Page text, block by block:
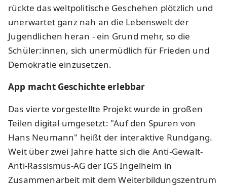
rückte das weltpolitische Geschehen plötzlich und
unerwartet ganz nah an die Lebenswelt der
Jugendlichen heran - ein Grund mehr, so die
Schüler:innen, sich unermüdlich für Frieden und
Demokratie einzusetzen.
App macht Geschichte erlebbar
Das vierte vorgestellte Projekt wurde in großen
Teilen digital umgesetzt: "Auf den Spuren von
Hans Neumann" heißt der interaktive Rundgang.
Weit über zwei Jahre hatte sich die Anti-Gewalt-
Anti-Rassismus-AG der IGS Ingelheim in
Zusammenarbeit mit dem Weiterbildungszentrum